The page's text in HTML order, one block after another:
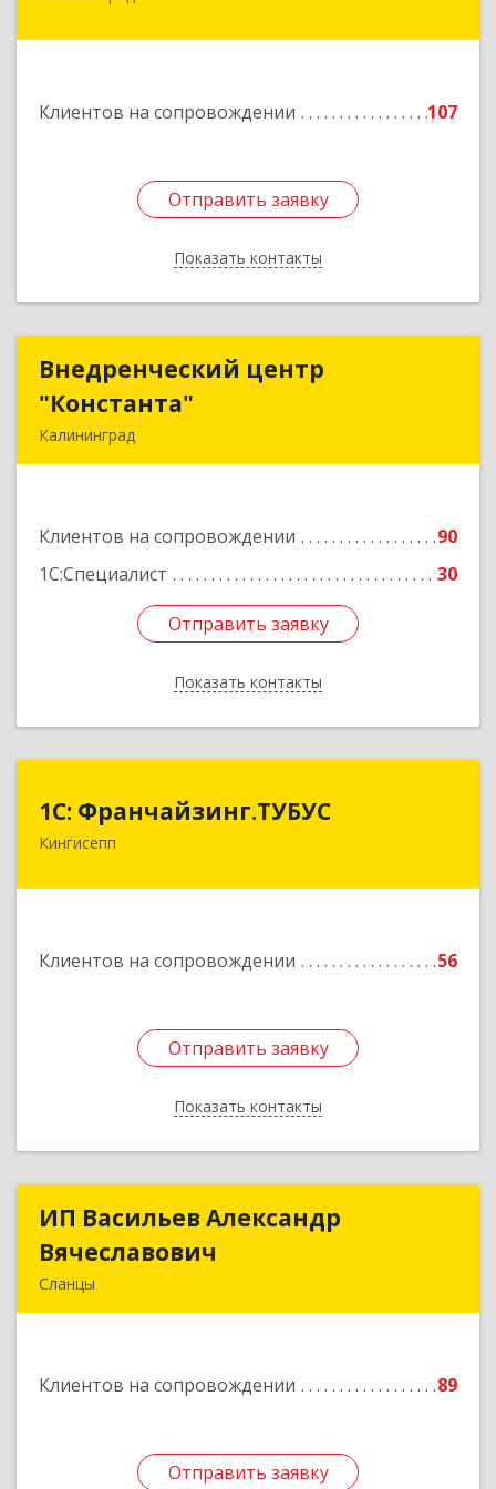
Клиентов на сопровождении 107
Отправить заявку
Показать контакты
Отправить заявку
Назад
Внедренческий центр
"Константа"
Калининград
Клиентов на сопровождении
90
1С:Специалист
30
Отправить заявку
Показать контакты
Внедренческий центр
Подробнее
Отправить заявку
Назад
1С: Франчайзинг.ТУБУС
Кингисепп
Клиентов на сопровождении 56
Отправить заявку
Показать контакты
1С: Франчайзинг.ТУБУС
Отправить заявку
Назад
ИП Васильев Александр
Вячеславович
Сланцы
Клиентов на сопровождении 89
Отправить заявку
ИП Васильев Александр
Подробнее
Отправить заявку